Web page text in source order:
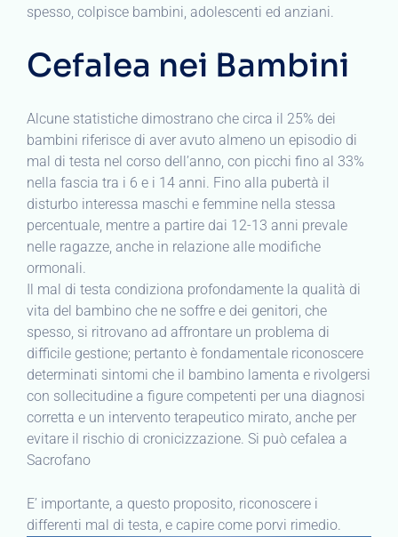
spesso, colpisce bambini, adolescenti ed anziani.
Cefalea nei Bambini
Alcune statistiche dimostrano che circa il 25% dei
bambini riferisce di aver avuto almeno un episodio di
mal di testa nel corso dell’anno, con picchi fino al 33%
nella fascia tra i 6 e i 14 anni. Fino alla pubertà il
disturbo interessa maschi e femmine nella stessa
percentuale, mentre a partire dai 12-13 anni prevale
nelle ragazze, anche in relazione alle modifiche
ormonali.
Il mal di testa condiziona profondamente la qualità di
vita del bambino che ne soffre e dei genitori, che
spesso, si ritrovano ad affrontare un problema di
difficile gestione; pertanto è fondamentale riconoscere
determinati sintomi che il bambino lamenta e rivolgersi
con sollecitudine a figure competenti per una diagnosi
corretta e un intervento terapeutico mirato, anche per
evitare il rischio di cronicizzazione. Si può cefalea a
Sacrofano
E’ importante, a questo proposito, riconoscere i
differenti mal di testa, e capire come porvi rimedio.